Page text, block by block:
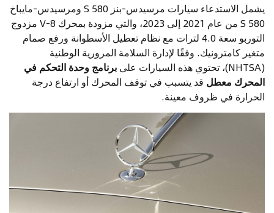
يشمل الاستدعاء سيارات مرسيدس-بنز S 580 ومرسيدس-مايباخ
S 580 من عام 2021 إلى 2023، والتي مزودة بمحرك V-8 مزدوج
التوربو سعة 4.0 لترات مع نظام تعطيل الأسطوانة ورفع صمام
متغير كامترونيك. وفقًا لإدارة السلامة المرورية الوطنية
(NHTSA)، تحتوي هذه السيارات على
برنامج وحدة التحكم في
المحرك معطل قد يتسبب في توقف المحرك أو ارتفاع درجة
الحرارة في ظروف معينة.